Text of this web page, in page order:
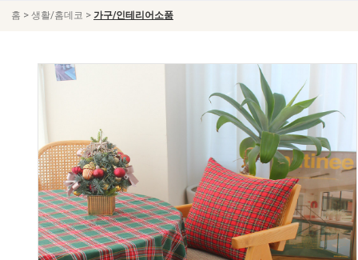
홈 > 생활/홈데코 > 가구/인테리어소품